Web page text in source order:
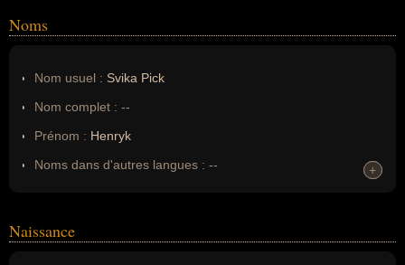
Noms
Nom usuel : Svika Pick
Nom complet : --
Prénom : Henryk
Noms dans d'autres langues : --
Nom de famille :Pick
+
+
Naissance